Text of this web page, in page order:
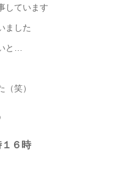
しています
ました
と…
笑）
１６時